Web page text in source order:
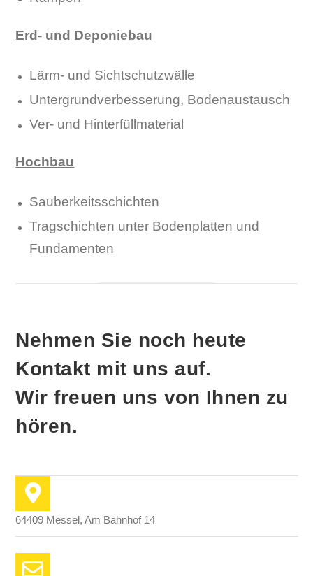
Erd- und Deponiebau
Lärm- und Sichtschutzwälle
Untergrundverbesserung, Bodenaustausch
Ver- und Hinterfüllmaterial
Hochbau
Sauberkeitsschichten
Tragschichten unter Bodenplatten und
Fundamenten
Nehmen Sie noch heute
Kontakt mit uns auf.
Wir freuen uns von Ihnen zu
hören.
64409 Messel, Am Bahnhof 14